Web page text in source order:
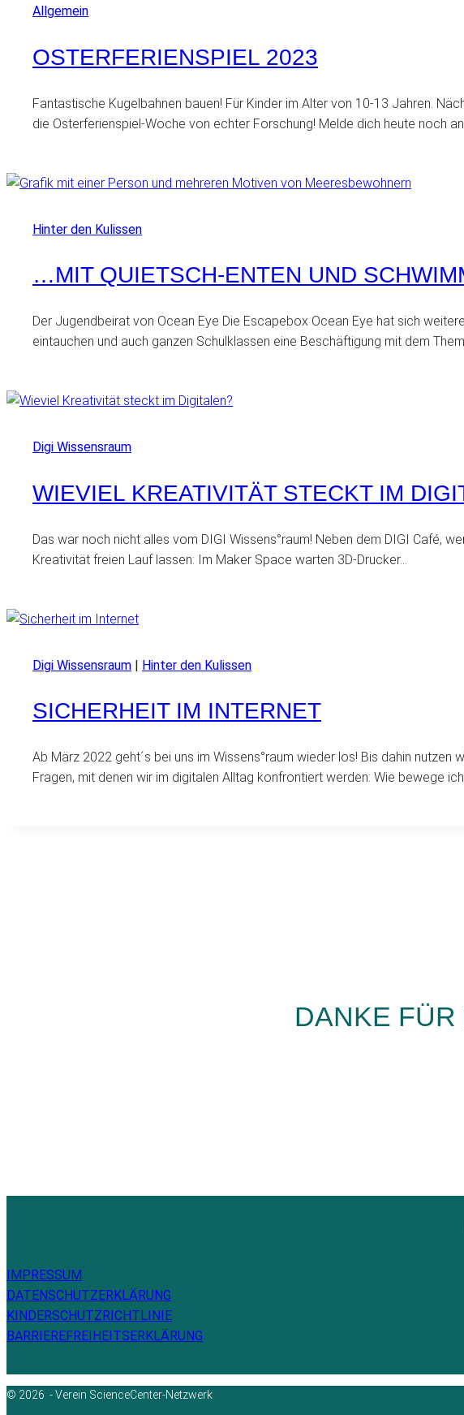
Allgemein
OSTERFERIENSPIEL 2023
Fantastische Kugelbahnen bauen! Für Kinder im Alter von 10-13 Jahren.
die Osterferienspiel-Woche von echter Forschung! Melde dich heute noch
Hinter den Kulissen
…MIT QUIETSCH-ENTEN UND
Der Jugendbeirat von Ocean Eye Die Escapebox Ocean Eye hat sich
eintauchen und auch ganzen Schulklassen eine Beschäftigung mit dem
Digi Wissensraum
WIEVIEL KREATIVITÄT STECKT IM
Das war noch nicht alles vom DIGI Wissens°raum! Neben dem DIGI Café,
Kreativität freien Lauf lassen: Im Maker Space warten 3D-Drucker…
Digi Wissensraum | Hinter den Kulissen
SICHERHEIT IM INTERNET
Ab März 2022 geht´s bei uns im Wissens°raum wieder los! Bis dahin
Fragen, mit denen wir im digitalen Alltag konfrontiert werden: Wie bewege
DANKE
IMPRESSUM
DATENSCHUTZERKLÄRUNG
KINDERSCHUTZRICHTLINIE
BARRIEREFREIHEITSERKLÄRUNG
© 2026 - Verein ScienceCenter-Netzwerk